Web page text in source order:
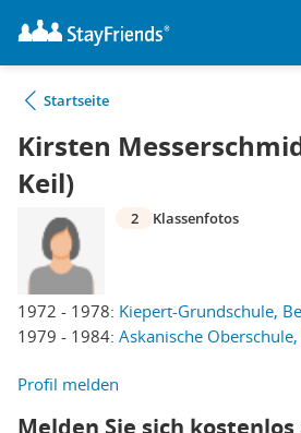
Startseite
Kirsten
Keil)
1972 - 1978: Kiepert-Grundschule,
1979 - 1984: Askanische
2 Klassenfotos
Profil melden
Melden Sie sich